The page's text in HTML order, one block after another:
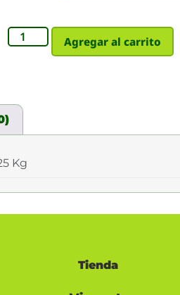
Agregar al carrito
Kg
Tienda